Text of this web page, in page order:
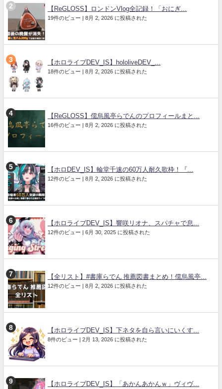
【ReGLOSS】ロンドンVlog全記録！「おにぎ...
19件のビュー | 8月 2, 2026 に投稿された
【ホロライブDEV_IS】hololiveDEV_...
18件のビュー | 8月 2, 2026 に投稿された
【ReGLOSS】儒烏風亭らでんのプロフィールまと...
16件のビュー | 8月 2, 2026 に投稿された
【ホロDEV_IS】輪堂千速の60万人耐久歌枠！『...
12件のビュー | 8月 2, 2026 に投稿された
【ホロライブDEV_IS】響咲リオナ、スパチャで息...
12件のビュー | 6月 30, 2025 に投稿された
【全リスト】#書庫らでん 推薦図書まとめ！儒烏風亭...
12件のビュー | 8月 2, 2026 に投稿された
【ホロライブDEV_IS】下ネタを自ら言いにいくす...
8件のビュー | 2月 13, 2026 に投稿された
【ホロライブDEV_IS】「あかんあかんｗ」ヴィヴ...